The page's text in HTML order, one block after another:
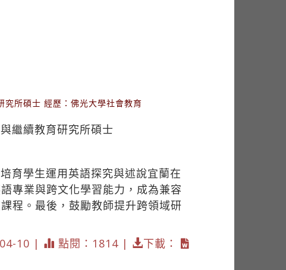
究所碩士 經歷：佛光大學社會教育
繼續教育研究所碩士
育學生運用英語探究與述說宜蘭在
專業與跨文化學習能力，成為兼容
程。最後，鼓勵教師提升跨領域研
10 | 點閱：1814 | 下載：